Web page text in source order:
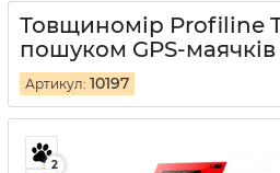
Товщиномір Profiline
пошуком GPS-маячків
Артикул: 10197
2